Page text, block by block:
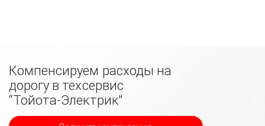
Компенсируем расходы на
дорогу в техсервис
“Тойота-Электрик”